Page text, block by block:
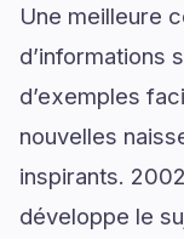
Une meilleure
d’informations
d’exemples
nouvelles
inspirants.
développe le